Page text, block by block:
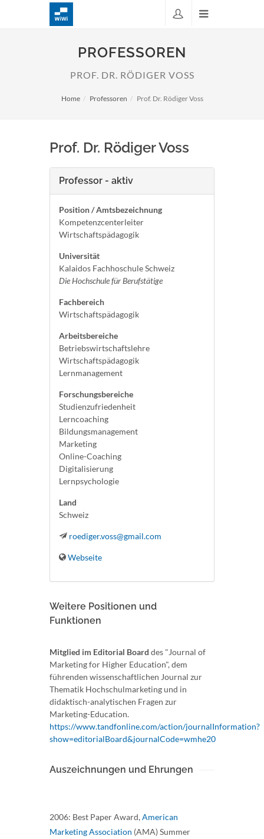
PROFESSOREN
PROF. DR. RÖDIGER VOSS
Home Professoren Prof. Dr. Rödiger Voss
Prof. Dr. Rödiger Voss
Professor - aktiv
Position / Amtsbezeichnung
Kompetenzcenterleiter
Wirtschaftspädagogik
Universität
Kalaidos Fachhoschule Schweiz
Die Hochschule für Berufstätige
Fachbereich
Wirtschaftspädagogik
Arbeitsbereiche
Betriebswirtschaftslehre
Wirtschaftspädagogik
Lernmanagement
Forschungsbereiche
Studienzufriedenheit
Lerncoaching
Bildungsmanagement
Marketing
Online-Coaching
Digitalisierung
Lernpsychologie
Land
Schweiz
roediger.voss@gmail.com
Webseite
Weitere Positionen und
Funktionen
Mitglied im Editorial Board des "Journal of
Marketing for Higher Education", dem
führenden wissenschaftlichen Journal zur
Thematik Hochschulmarketing und in
didaktisch-analytischen Fragen zur
Marketing-Education.
https://www.tandfonline.com/action/journalInformation?
show=editorialBoard&journalCode=wmhe20
Auszeichnungen und Ehrungen
2006: Best Paper Award,American
Marketing Association (AMA) Summer